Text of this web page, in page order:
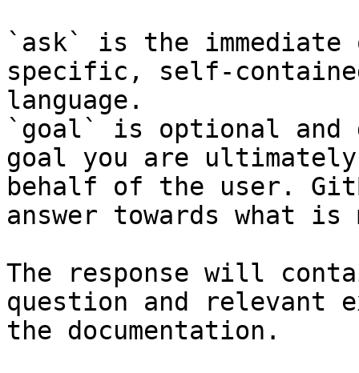
`ask` is the
specific, self-
language.
`goal` is optional and
goal you are
behalf of the user.
answer towards what
The response will
question and relevant
the documentation.